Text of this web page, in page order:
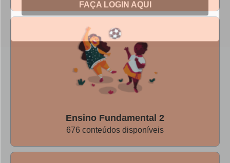
Ensino Fundamental 2
676 conteúdos disponíveis